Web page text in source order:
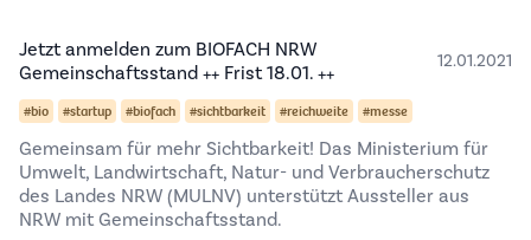
Jetzt anmelden zum BIOFACH NRW
Gemeinschaftsstand ++ Frist 18.01. ++
12.01.2021
#bio #startup #biofach #sichtbarkeit #reichweite #messe
Gemeinsam für mehr Sichtbarkeit! Das Ministerium für
Umwelt, Landwirtschaft, Natur- und Verbraucherschutz
des Landes NRW (MULNV) unterstützt Aussteller aus
NRW mit Gemeinschaftsstand.